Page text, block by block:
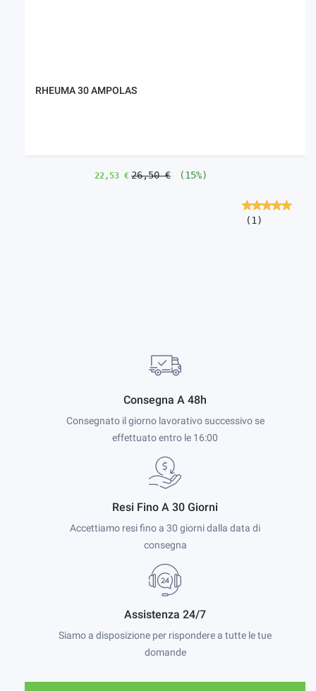
RHEUMA 30 AMPOLAS
22,53 € 26,50 € (15%)
(1)
Consegna A 48h
Consegnato il giorno lavorativo successivo se
effettuato entro le 16:00
Resi Fino A 30 Giorni
Accettiamo resi fino a 30 giorni dalla data di
consegna
Assistenza 24/7
Siamo a disposizione per rispondere a tutte le tue
domande